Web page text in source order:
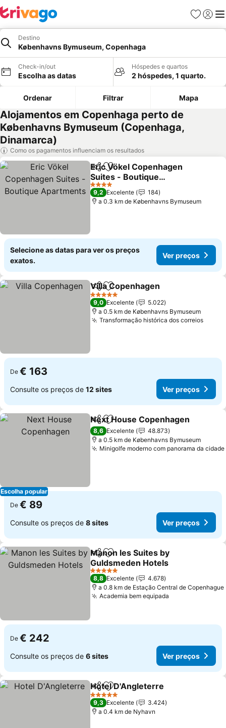
Favoritos
Iniciar
Destino
Københavns Bymuseum, Copenhaga
Check-in/out
Escolha as datas
Hóspedes e quartos
2 hóspedes, 1 quarto.
Ordenar Filtrar Mapa
Alojamentos em Copenhaga perto de
Københavns Bymuseum (Copenhaga,
Dinamarca)
Como os pagamentos influenciam os resultados
PartilharAdicionar aos favoritos
Eric Vökel Copenhagen
Suites - Boutique
Apartments
Ver preços
4 Estrelas
9,2 Excelente
184
a 0.3 km de Københavns Bymuseum
Selecione as datas para ver os preços
exatos.
Ver preços
PartilharAdicionar aos favoritos
Villa Copenhagen
5 Estrelas
9,0 Excelente
5.022
a 0.5 km de Københavns Bymuseum
Transformação histórica dos correiosVer
De € 163
Consulte os preços de 12 sites Ver preços
Escolha popular
PartilharAdicionar aos favoritos
Next House Copenhagen
8,6 Excelente
48.873
a 0.5 km de Københavns Bymuseum
Minigolfe moderno com panorama da cidade
De € 89
Consulte os preços de 8 sites Ver preços
PartilharAdicionar aos favoritos
Manon les Suites by
Guldsmeden Hotels
Ver preços
5 Estrelas
8,8 Excelente
4.678
a 0.8 km de Estação Central de Copenhague
Academia bem equipada
De € 242
Consulte os preços de 6 sites Ver preços
PartilharAdicionar aos favoritos
Hotel D'Angleterre
5 Estrelas
9,3 Excelente
3.424
a 0.4 km de Nyhavn